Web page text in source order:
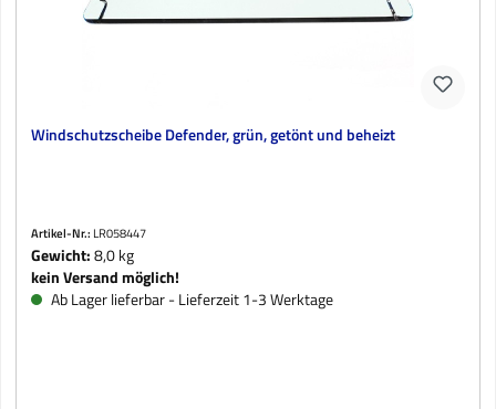
Windschutzscheibe Defender, grün, getönt und beheizt
Artikel-Nr.: LR058447
Gewicht:8,0 kg
kein Versand möglich!
Ab Lager lieferbar - Lieferzeit 1-3 Werktage